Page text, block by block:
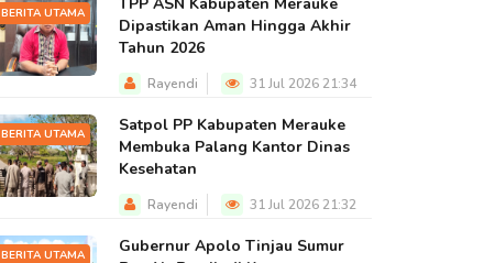
BERITA UTAMA
Dipastikan Aman Hingga Akhir
Tahun 2026
Rayendi 31 Jul 2026 21:34
BERITA UTAMA
Satpol PP Kabupaten Merauke
Membuka Palang Kantor Dinas
Kesehatan
Rayendi 31 Jul 2026 21:32
BERITA UTAMA
Gubernur Apolo Tinjau Sumur